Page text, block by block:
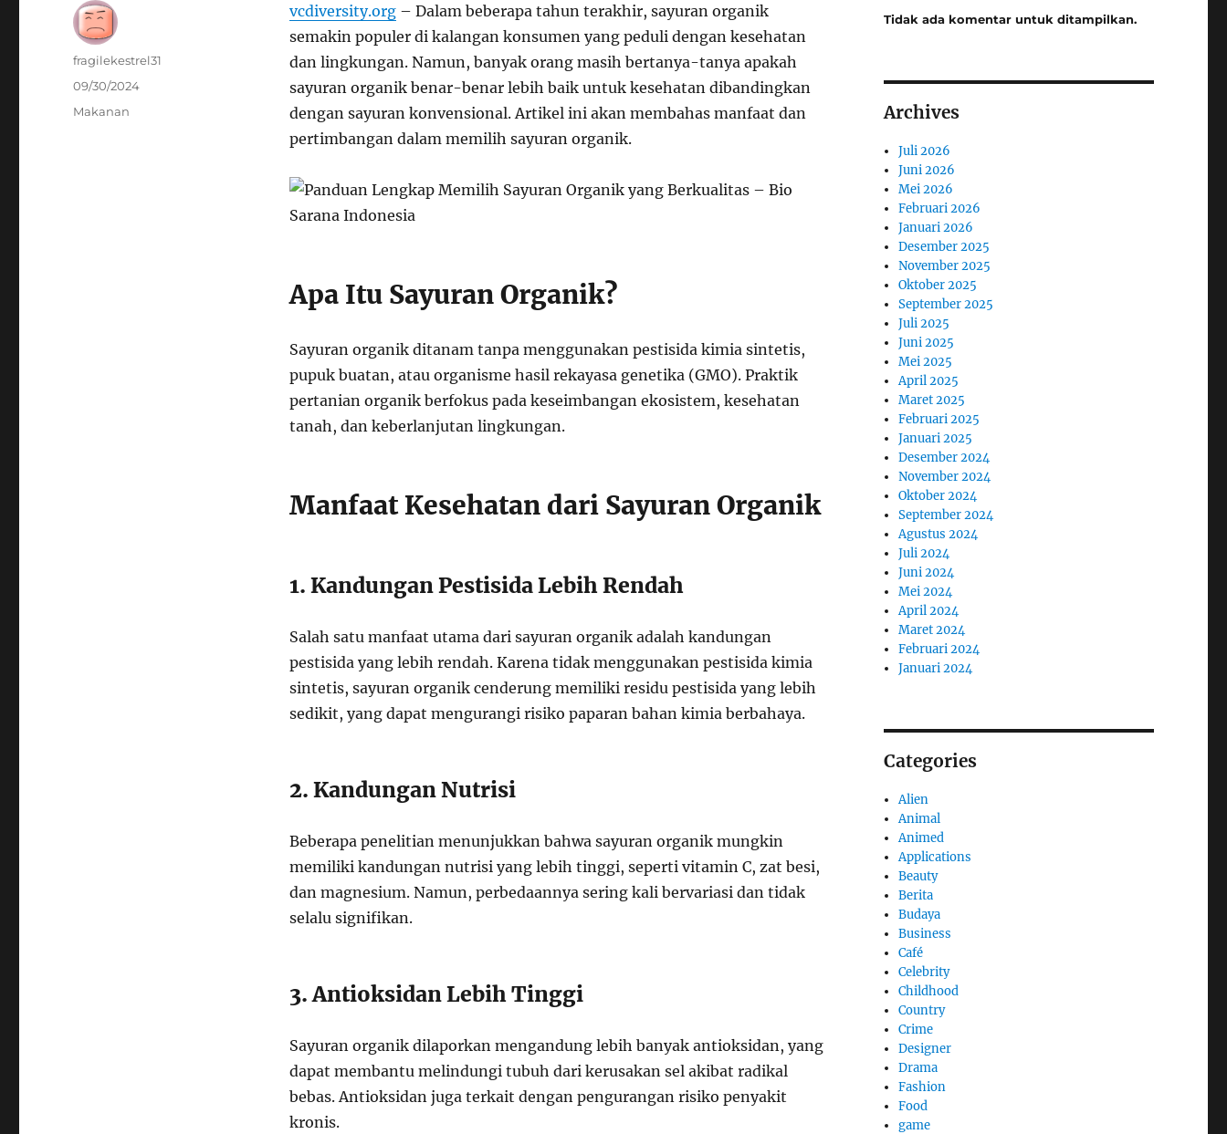
vcdiversity.org– Dalam beberapa tahun terakhir, sayuran organik
semakin populer di kalangan konsumen yang peduli dengan kesehatan
dan lingkungan. Namun, banyak orang masih bertanya-tanya apakah
sayuran organik benar-benar lebih baik untuk kesehatan dibandingkan
dengan sayuran konvensional. Artikel ini akan membahas manfaat dan
pertimbangan dalam memilih sayuran organik.
Apa Itu Sayuran Organik?
Sayuran organik ditanam tanpa menggunakan pestisida kimia sintetis,
pupuk buatan, atau organisme hasil rekayasa genetika (GMO). Praktik
pertanian organik berfokus pada keseimbangan ekosistem, kesehatan
tanah, dan keberlanjutan lingkungan.
Manfaat Kesehatan dari Sayuran Organik
1. Kandungan Pestisida Lebih Rendah
Salah satu manfaat utama dari sayuran organik adalah kandungan
pestisida yang lebih rendah. Karena tidak menggunakan pestisida kimia
sintetis, sayuran organik cenderung memiliki residu pestisida yang lebih
sedikit, yang dapat mengurangi risiko paparan bahan kimia berbahaya.
2. Kandungan Nutrisi
Beberapa penelitian menunjukkan bahwa sayuran organik mungkin
memiliki kandungan nutrisi yang lebih tinggi, seperti vitamin C, zat besi,
dan magnesium. Namun, perbedaannya sering kali bervariasi dan tidak
selalu signifikan.
3. Antioksidan Lebih Tinggi
Sayuran organik dilaporkan mengandung lebih banyak antioksidan, yang
dapat membantu melindungi tubuh dari kerusakan sel akibat radikal
bebas. Antioksidan juga terkait dengan pengurangan risiko penyakit
kronis.
Author
fragilekestrel31
Posted
09/30/2024
Categories
Makanan
Tidak ada komentar untuk ditampilkan.
Archives
Juli 2026
Juni 2026
Mei 2026
Februari 2026
Januari 2026
Desember 2025
November 2025
Oktober 2025
September 2025
Juli 2025
Juni 2025
Mei 2025
April 2025
Maret 2025
Februari 2025
Januari 2025
Desember 2024
November 2024
Oktober 2024
September 2024
Agustus 2024
Juli 2024
Juni 2024
Mei 2024
April 2024
Maret 2024
Februari 2024
Januari 2024
Categories
Alien
Animal
Animed
Applications
Beauty
Berita
Budaya
Business
Café
Celebrity
Childhood
Country
Crime
Designer
Drama
Fashion
Food
game